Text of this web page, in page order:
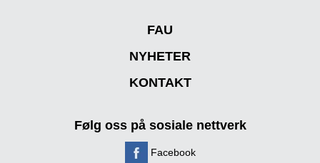
FAU
NYHETER
KONTAKT
Følg oss på sosiale nettverk
Facebook